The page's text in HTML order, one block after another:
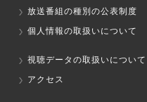
放送番組の種別の公表制度
個人情報の取扱いについて
視聴データの取扱いについて
アクセス